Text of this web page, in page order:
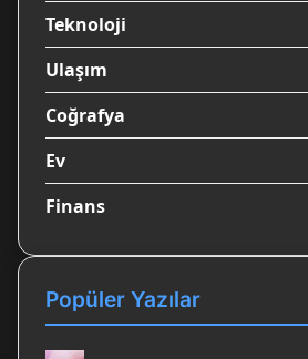
Teknoloji
Ulaşım
Coğrafya
Ev
Finans
Popüler Yazılar